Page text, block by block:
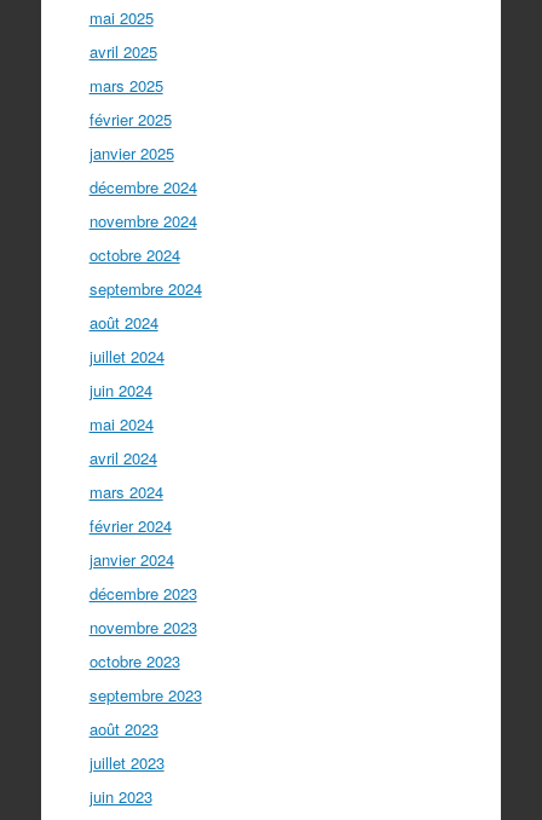
mai 2025
avril 2025
mars 2025
février 2025
janvier 2025
décembre 2024
novembre 2024
octobre 2024
septembre 2024
août 2024
juillet 2024
juin 2024
mai 2024
avril 2024
mars 2024
février 2024
janvier 2024
décembre 2023
novembre 2023
octobre 2023
septembre 2023
août 2023
juillet 2023
juin 2023